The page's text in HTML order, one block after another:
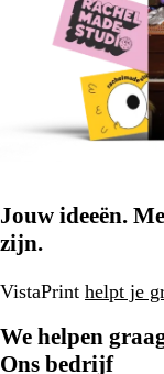
Jouw ideeën.
zijn.
VistaPrint helpt je
We helpen
Ons bedrijf